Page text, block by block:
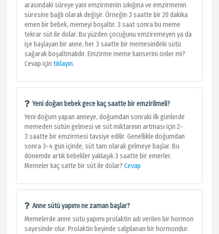
arasındaki süreye yani emzirmenin sıkığına ve emzirmenin
süresine bağlı olarak değişir. Örneğin 3 saatte bir 20 dakika
emen bir bebek, memeyi boşaltır. 3 saat sonra bu meme
tekrar süt ile dolar. Bu yüzden çocuğunu emziremeyen ya da
işe başlayan bir anne, her 3 saatte bir memesindeki sütü
sağarak boşaltmalıdır. Emzirme meme kanserini önler mi?
Cevap için tıklayın.
Yeni doğan bebek gece kaç saatte bir emzirilmeli?
Yeni doğum yapan anneye, doğumdan sonraki ilk günlerde
memeden sütün gelmesi ve süt miktarının artması için 2-
3 saatte bir emzirmesi tavsiye edilir. Genellikle doğumdan
sonra 3-4 gün içinde, süt tam olarak gelmeye başlar. Bu
dönemde artık bebekler yaklaşık 3 saatte bir emerler.
Memeler kaç satte bir süt ile dolar? Cevap
Anne sütü yapımı ne zaman başlar?
Memelerde anne sütü yapımı prolaktin adı verilen bir hormon
sayesinde olur. Prolaktin beyinde salgılanan bir hormondur.